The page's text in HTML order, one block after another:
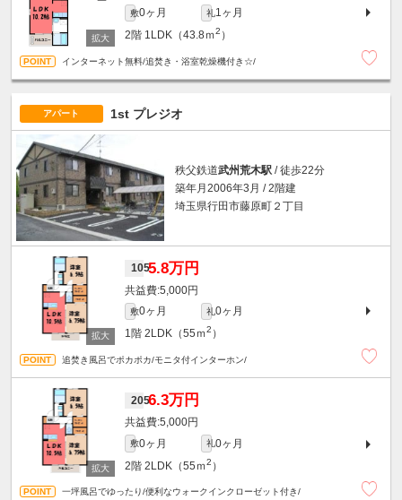
敷0ヶ月 礼1ヶ月
2階 1LDK（43.8ｍ2 ）
インターネット無料/追焚き・浴室乾燥機付き☆/
アパート 1st プレジオ
秩父鉄道武州荒木駅 / 徒歩22分
築年月2006年3月 / 2階建
埼玉県行田市藤原町２丁目
1055.8万円
5,000円
敷0ヶ月 礼0ヶ月
1階 2LDK（55ｍ2 ）
追焚き風呂でポカポカ/モニタ付インターホン/
2056.3万円
5,000円
敷0ヶ月 礼0ヶ月
2階 2LDK（55ｍ2 ）
一坪風呂でゆったり/便利なウォークインクローゼット付き/